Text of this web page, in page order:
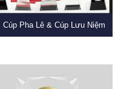
Cúp Pha Lê & Cúp Lưu Niệm